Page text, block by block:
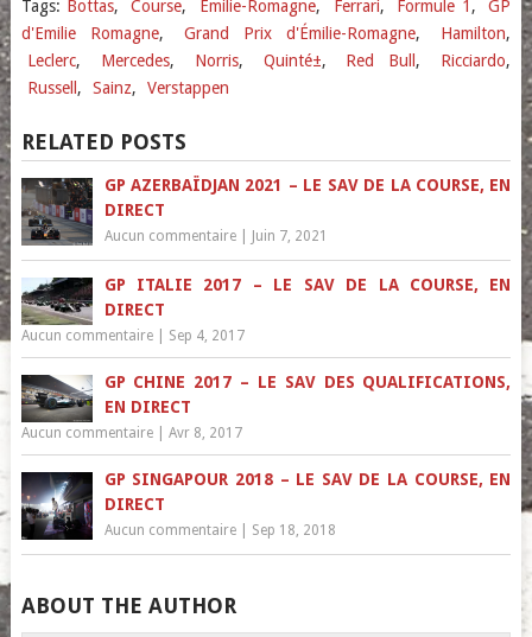
Tags: Bottas, Course, Émilie-Romagne, Ferrari, Formule 1 ,
GP
d'Emilie Romagne, Grand Prix d'Émilie-Romagne, Hamilton,
Leclerc, Mercedes, Norris, Quinté±, Red Bull , Ricciardo,
Russell , Sainz, Verstappen
RELATED POSTS
GP AZERBAÏDJAN 2021 – LE SAV DE LA COURSE, EN
DIRECT
Aucun commentaire| Juin 7, 2021
GP ITALIE 2017 – LE SAV DE LA COURSE, EN
DIRECT
Aucun commentaire| Sep 4, 2017
GP CHINE 2017 – LE SAV DES QUALIFICATIONS,
EN DIRECT
Aucun commentaire| Avr 8, 2017
GP SINGAPOUR 2018 – LE SAV DE LA COURSE, EN
DIRECT
Aucun commentaire| Sep 18, 2018
ABOUT THE AUTHOR